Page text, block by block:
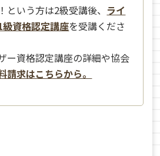
という方は2級受講後、 ライ
資格認定講座を受講くださ
ー資格認定講座の詳細や協会
請求はこちらから。